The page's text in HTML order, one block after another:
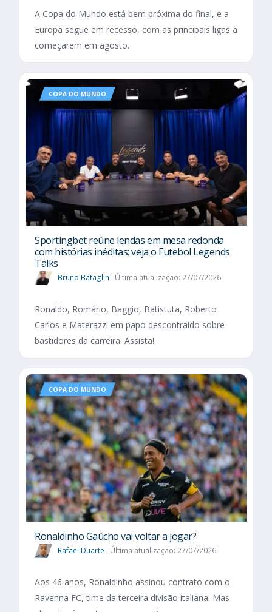
A Copa do Mundo está bem próxima do final, e a
Europa segue em recesso, com as principais ligas a
começarem em agosto.
COPA DO MUNDO
Sportingbet reúne lendas em mesa redonda
com histórias inéditas; veja o Futebol Legends
Talks
Bruno Bataglin Última atualização: 27/07/2026
Ronaldo, Romário, Baggio, Batistuta, Roberto
Carlos e Materazzi em papo descontraído sobre
bastidores da carreira. Assista!
COPA DO MUNDO
Ronaldinho Gaúcho vai voltar a jogar?
Rafael Duarte Última atualização: 27/07/2026
Aos 46 anos, Ronaldinho assinou contrato com o
Ravenna FC, time da terceira divisão italiana. Mas